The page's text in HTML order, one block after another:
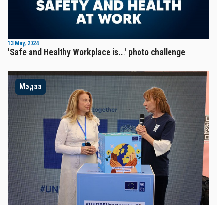
13 May, 2024
'Safe and Healthy Workplace is...' photo challenge
Мэдээ